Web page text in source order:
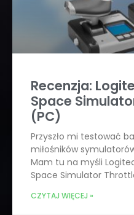
Recenzja:
Space
(PC)
Przyszło mi testować
miłośników
Mam tu na myśli
Space Simulator
CZYTAJ WIĘCEJ »